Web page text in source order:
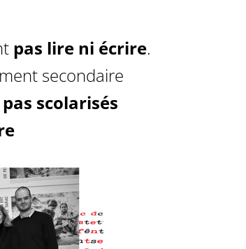
pas lire ni écrire.
secondaire
pas scolarisés